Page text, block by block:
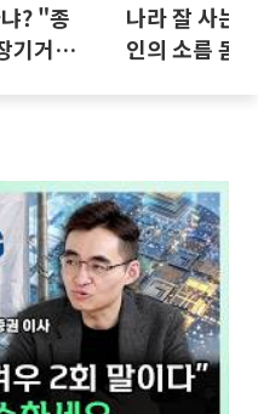
? "종
기거주
나라 잘 사는
인의 소름 돋